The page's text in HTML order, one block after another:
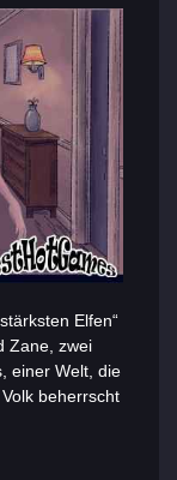
Elfen“
Zane, zwei
einer Welt, die
beherrscht